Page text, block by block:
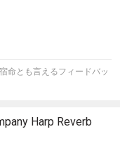
命とも言えるフィードバッ
Harp Reverb